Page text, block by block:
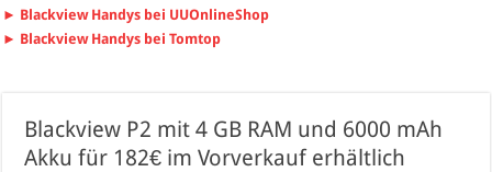
► Blackview Handys bei UUOnlineShop
► Blackview Handys bei Tomtop
Blackview P2 mit 4 GB RAM und 6000 mAh
Akku für 182€ im Vorverkauf erhältlich